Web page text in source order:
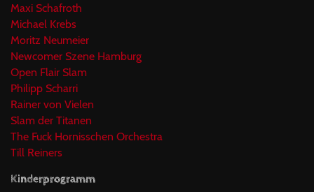
Maxi Schafroth
Michael Krebs
Moritz Neumeier
Newcomer Szene Hamburg
Open Flair Slam
Philipp Scharri
Rainer von Vielen
Slam der Titanen
The Fuck Hornisschen Orchestra
Till Reiners
Kinderprogramm